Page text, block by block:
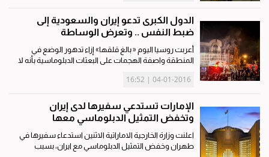
الدول الكبرى تدعو إيران والسعودية إلى
ضبط النفس .. وتعرض الوساطة
أعربت روسيا اليوم « بالغ قلقها» إزاء تدهور الوضع في
المنطقة واصفة الهجمات على البعثات الدبلوماسية بأنه لا
اقتحام السفارة السعودية في طهران احتجاجا على اعدام
04-01-2016 | 16:52
الإمارات تستدعي سفيرها لدى إيران
وتخفض التمثيل الدبلوماسي معها
اعلنت وزارة الخارجية الاماراتية الاثنين استدعاء سفيرها في
طهران وخفض التمثيل الدبلوماسي مع ايران، بسبب